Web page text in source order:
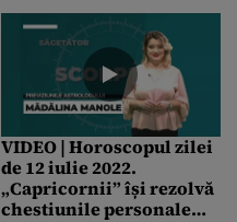
care s-au făcut și care
arată omorul”
VIDEO | Horoscopul zilei
de 12 iulie 2022.
„Capricornii” își rezolvă
chestiunile personale